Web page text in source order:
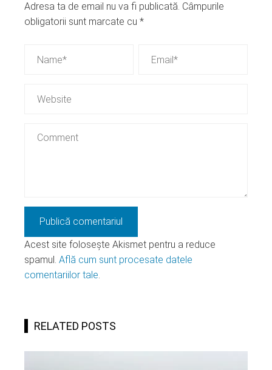
Adresa ta de email nu va fi publicată. Câmpurile
obligatorii sunt marcate cu *
Acest site folosește Akismet pentru a reduce
spamul. Află cum sunt procesate datele
comentariilor tale.
RELATED POSTS